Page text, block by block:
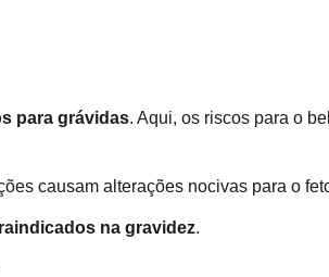
para grávidas. Aqui, os riscos para o
causam alterações nocivas para o
na gravidez.